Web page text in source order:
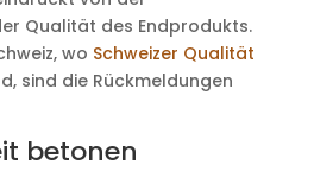
Qualität des Endprodukts.
wo Schweizer Qualität
sind die Rückmeldungen
betonen